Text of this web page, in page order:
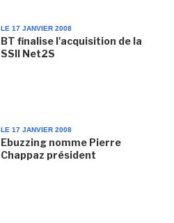
LE 17 JANVIER 2008
BT finalise l'acquisition de la
SSII Net2S
LE 17 JANVIER 2008
Ebuzzing nomme Pierre
Chappaz président